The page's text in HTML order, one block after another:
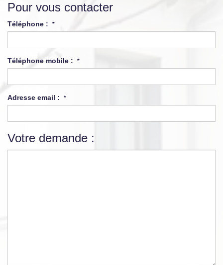
Pour vous contacter
Téléphone : *
Téléphone mobile : *
Adresse email : *
Votre demande :